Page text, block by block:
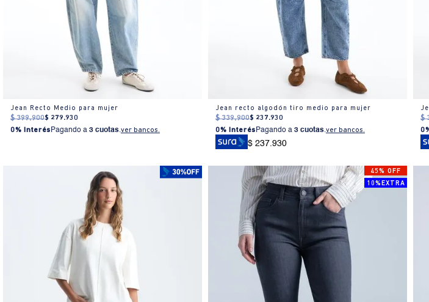
Jean Recto Medio para mujer
$ 399.900$ 279.930
0% Interés Pagando a 3 cuotas.ver bancos.
Jean recto algodón tiro medio para mujer
$ 339.900$ 237.930
0% Interés Pagando a 3 cuotas.ver bancos.
$ 237.930
$
45% OFF
10%EXTRA